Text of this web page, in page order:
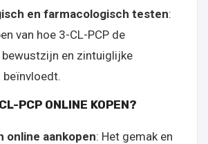
en farmacologisch testen:
van hoe 3-CL-PCP de
en zintuiglijke
beïnvloedt.
PCP ONLINE KOPEN?
online aankopen: Het gemak en